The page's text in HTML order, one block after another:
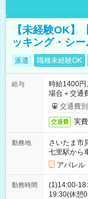
【未経験OK】
ッキング・シ
派遣 職種未経験OK
給与
時給1400
場合＋交通
交通費
交通費 実
勤務地
さいたま市
七里駅から
アパレル
勤務時間
(1)14:00-
19:30(休憩